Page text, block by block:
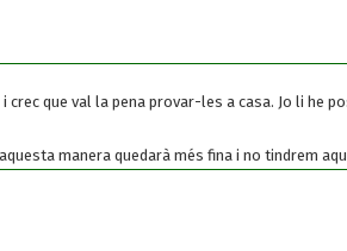
que val la pena provar-les a casa. Jo li he
manera quedarà més fina i no tindrem